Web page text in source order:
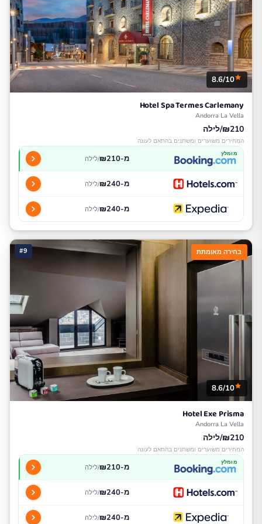
8.6/10
Hotel Spa Termes Carlemany
Andorra La Vella
₪210/לילה
המחירים משוערים ומשתנים בהתאם לעונה
מומלץ מ-₪210 /לילה
מ-₪240 /לילה
מ-₪240 /לילה
#9 בחירה מאומתת
8.6/10
Hotel Exe Prisma
Andorra La Vella
₪210/לילה
המחירים משוערים ומשתנים בהתאם לעונה
מומלץ מ-₪210 /לילה
מ-₪240 /לילה
מ-₪240 /לילה